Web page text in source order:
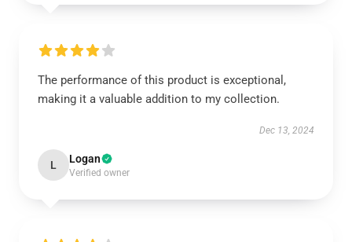
The performance of this product is exceptional,
making it a valuable addition to my collection.
Dec 13, 2024
L Logan
Verified owner